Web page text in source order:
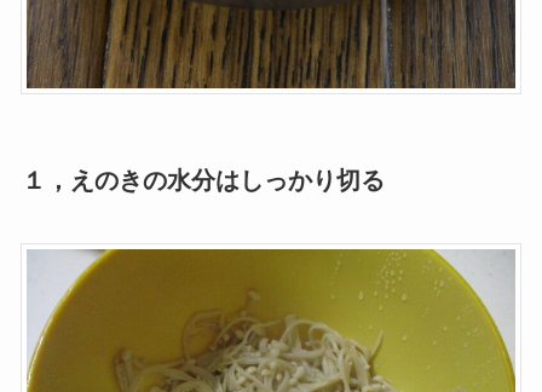
１，えのきの水分はしっかり切る